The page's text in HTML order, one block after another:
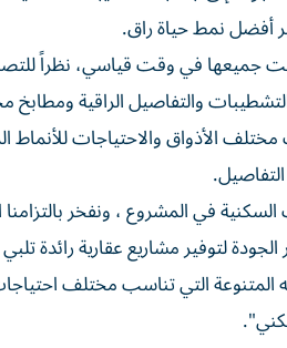
أفضل نمط حياة راق.
جميعها في وقت قياسي، نظراً
والتفاصيل الراقية ومطابخ
الأذواق والاحتياجات للأنماط
في المشروع ، ونفخر
لتوفير مشاريع عقارية رائدة
المتنوعة التي تناسب مختلف